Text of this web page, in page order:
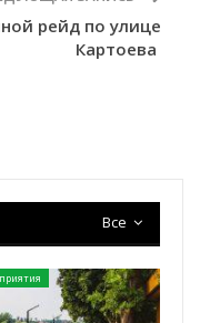
рейд по улице
Картоева
Все